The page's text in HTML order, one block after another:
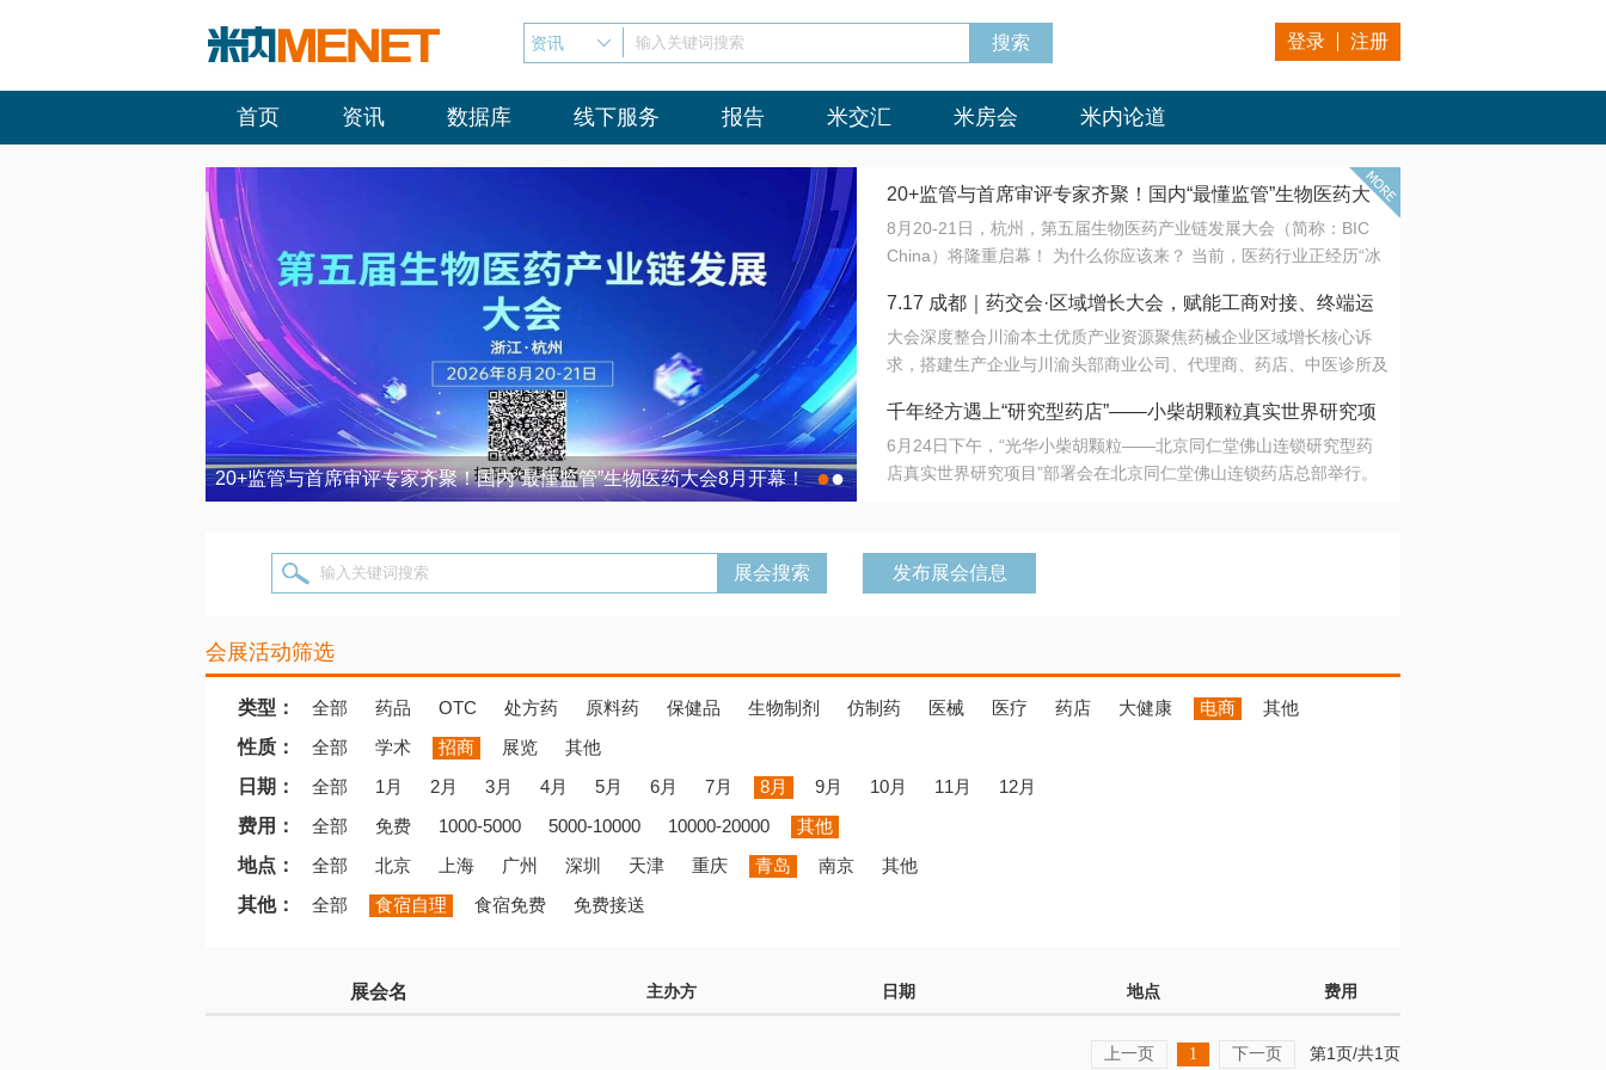
资讯 输入关键词搜索 登录 注册
首页 资讯 数据库 线下服务 报告 米交汇 米房会 米内论道
20+监管与首席审评专家齐聚！国内“最懂监管”生物医药大会8月开幕！ 7.17 成都｜药交会·区域增长大会，赋能工商对接、终端运营
●●
20+监管与首席审评专家齐聚！国内“最懂监管”生物医药大
会8月开幕！
8月20-21日，杭州，第五届生物医药产业链发展大会（简称：BIC
China）将隆重启幕！ 为什么你应该来？ 当前，医药行业正经历“冰
法正重新定义研发效率；另一端是创新药“最后一公里”的支付与入院
难题，呼唤更成熟的产业生态。 同质化“内卷”已无出路，全产业链协
同与出海能力建设才是破局关键。 本届大会以 “重构生态，定义未
算力突围；从中药创新、复杂药物制剂、CGT、多肽与小核酸的技
术攻坚，到CDMO的柔性智造。 我们致力于打破壁垒，让“实验
室”与“生产线”、“研发端”与“支付端”深度对话，更让监管、产业、资
7.17 成都｜药交会·区域增长大会，赋能工商对接、终端运
营
大会深度整合川渝本土优质产业资源聚焦药械企业区域增长核心诉
求，搭建生产企业与川渝头部商业公司、代理商、药店、中医诊所及
域增量份额夯实西南市场战略布局
千年经方遇上“研究型药店”——小柴胡颗粒真实世界研究项
目在北京同仁堂佛山连锁启动
6月24日下午，“光华小柴胡颗粒——北京同仁堂佛山连锁研究型药
店真实世界研究项目”部署会在北京同仁堂佛山连锁药店总部举行。
输入关键词搜索 发布展会信息
会展活动筛选
类型： 全部 药品 OTC 处方药 原料药 保健品 生物制剂 仿制药 医械 医疗 药店 大健康 电商
其他
性质：
全部 学术 招商 展览
其他
日期：
全部 1月 2月 3月 4月 5月 6月 7月 8月 9月 10月 11月
12月
费用：
全部 免费 1000-5000 5000-10000 10000-20000
其他
地点：
全部 北京 上海 广州 深圳 天津 重庆 青岛 南京
其他
其他：
全部 食宿自理 食宿免费 免费接送
展会名 主办方 日期 地点 费用
上一页 1 下一页 第1页/共1页